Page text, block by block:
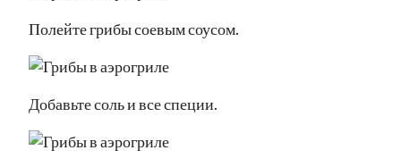
Полейте грибы соевым соусом.
Добавьте соль и все специи.